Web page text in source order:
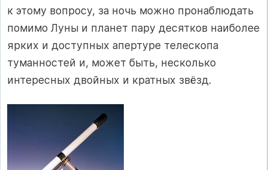
к этому вопросу, за ночь можно пронаблюдать
помимо Луны и планет пару десятков наиболее
ярких и доступных апертуре телескопа
туманностей и, может быть, несколько
интересных двойных и кратных звёзд.